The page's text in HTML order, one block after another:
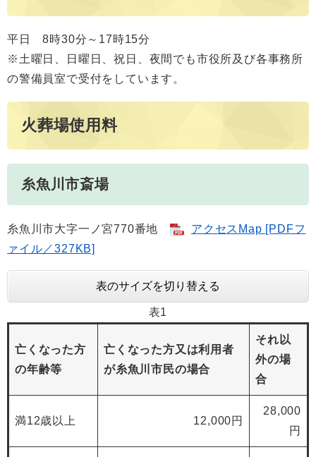
平日 8時30分～17時15分
※土曜日、日曜日、祝日、夜間でも市役所及び各事務所
の警備員室で受付をしています。
火葬場使用料
糸魚川市斎場
糸魚川市大字一ノ宮770番地
アクセスMap [PDFフ
ァイル／327KB]
表のサイズを切り替える
表1
亡くなった方
の年齢等
亡くなった方又は利用者
が糸魚川市民の場合
それ以
外の場
合
満12歳以上 12,000円
28,000
円